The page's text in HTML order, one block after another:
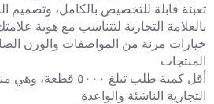
تعبئة قابلة للتخصيص بالكامل، وتصميم
بالعلامة التجارية لتتناسب مع هوية
خيارات مرنة من المواصفات والوزن
المنتجات
أقل كمية طلب تبلغ
التجارية الناشئة والواعدة